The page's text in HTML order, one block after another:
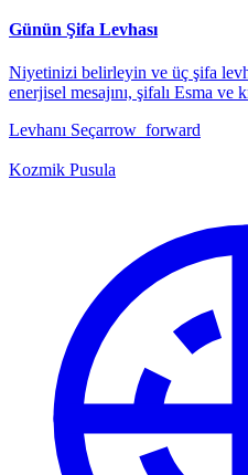
Günün Şifa Levhası
Niyetinizi belirleyin ve üç şifa
enerjisel mesajını, şifalı Esma ve
Levhanı Seçarrow_forward
Kozmik Pusula